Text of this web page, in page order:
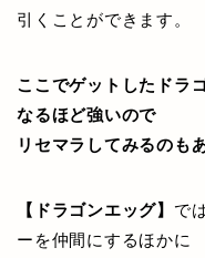
引くことができます。
ここでゲットしたドラ
なるほど強いので
リセマラしてみるのも
【ドラゴンエッグ】 で
ーを仲間にするほかに